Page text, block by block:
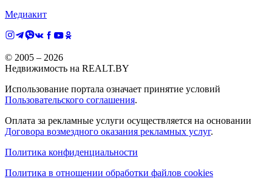
Медиакит
© 2005 – 2026
Недвижимость на REALT.BY
Использование портала означает принятие условий
Пользовательского соглашения.
Оплата за рекламные услуги осуществляется на основании
Договора возмездного оказания рекламных услуг.
Политика конфиденциальности
Политика в отношении обработки файлов cookies